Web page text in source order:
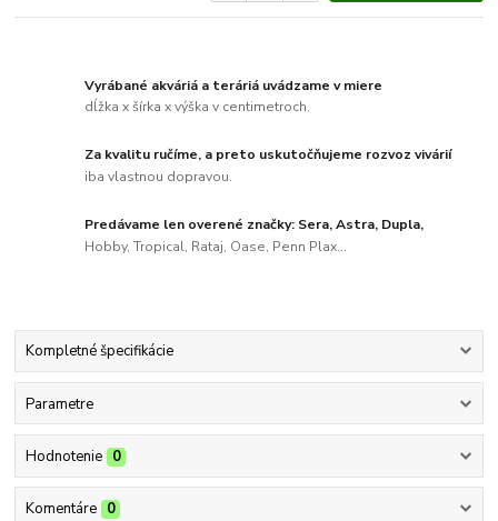
Vyrábané akváriá a teráriá uvádzame v miere
dĺžka x šírka x výška v centimetroch.
Za kvalitu ručíme, a preto uskutočňujeme rozvoz vivárií
iba vlastnou dopravou.
Predávame len overené značky: Sera, Astra, Dupla,
Hobby, Tropical, Rataj, Oase, Penn Plax...
Kompletné špecifikácie
Parametre
Hodnotenie 0
Komentáre 0